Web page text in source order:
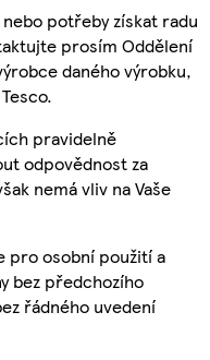
potřeby získat radu
prosím Oddělení
daného výrobku,
pravidelně
odpovědnost za
nemá vliv na Vaše
pro osobní použití a
bez předchozího
řádného uvedení